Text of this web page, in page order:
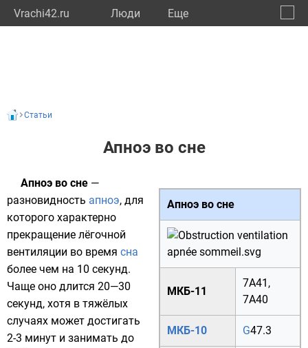
Vrachi42.ru Люди Eще
Статьи
Апноэ во сне
Апноэ во сне
МКБ-11
7A41 ,
7A40
МКБ-10 G47.3
Апноэ во сне —
разновидность апноэ, для
которого характерно
прекращение лёгочной
вентиляции во время сна
более чем на 10 секунд.
Чаще оно длится 20—30
секунд, хотя в тяжёлых
случаях может достигать
2-3 минут и занимать до